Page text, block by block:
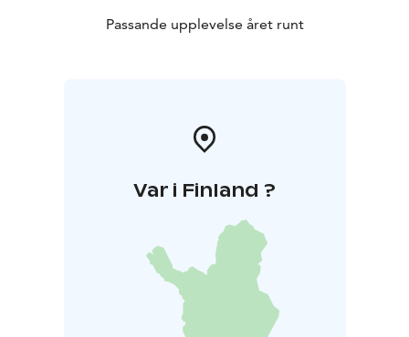
Passande upplevelse året runt
Var i Finland ?